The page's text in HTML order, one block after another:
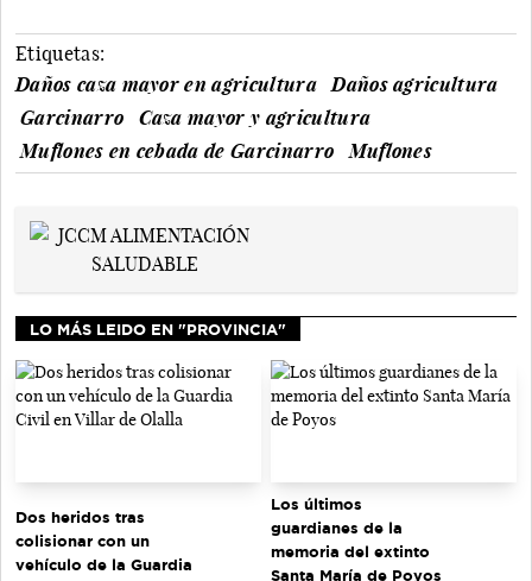
Etiquetas:
Daños caza mayor en agricultura
Daños agricultura
Garcinarro
Caza mayor y agricultura
Muflones en cebada de Garcinarro
Muflones
LO MÁS LEIDO EN "PROVINCIA"
Dos heridos tras
colisionar con un
vehículo de la Guardia
Los últimos
guardianes de la
memoria del extinto
Santa María de Poyos